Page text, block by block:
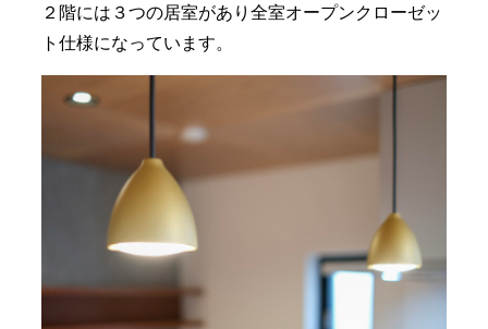
２階には３つの居室があり全室オープンクローゼッ
ト仕様になっています。